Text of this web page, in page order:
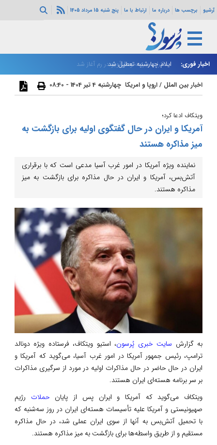
آرشیو برچسب ها درباره ما ارتباط با ما پنج شنبه 15 مرداد 1405
اخبار فوری: مذاکرات بیروت و تل‌آویو در رم آغاز شد
ایلام چهارشنبه تعطیل شد
اخبار بین الملل /اروپا و امریکا چهارشنبه 4 تیر 1404 - 08:40
ویتکاف ادعا کرد؛
آمریکا و ایران در حال گفتگوی اولیه برای بازگشت به
میز مذاکره هستند
نماینده ویژه آمریکا در امور غرب آسیا مدعی است که با برقراری
آتش‌بس، آمریکا و ایران در حال مذاکره برای بازگشت به میز
مذاکره هستند.
به گزارش سایت خبری پُرسون، استیو ویتکاف، فرستاده ویژه دونالد
ترامپ، رئیس جمهور آمریکا در امور غرب آسیا، می‌گوید که آمریکا و
ایران در حال حاضر در حال مذاکرات اولیه در مورد از سرگیری مذاکرات
بر سر برنامه هسته‌ای ایران هستند.
ویتکاف می‌گوید که آمریکا و ایران پس از پایان حملات رژیم
صهیونیستی و آمریکا علیه تأسیسات هسته‌ای ایران در روز سه‌شنبه که
با تحمیل آتش‌بس به آنها از سوی ایران عملی شد، در حال مذاکره
مستقیم و از طریق واسطه‌ها برای بازگشت به میز مذاکره هستند.